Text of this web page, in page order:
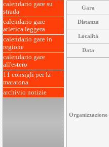
calendario gare su
strada
calendario gare
atletica leggera
calendario gare in
regione
calendario gare
all'estero
11 consigli per la
maratona
archivio notizie
Gara
Distanza
Località
Data
Organizzazione